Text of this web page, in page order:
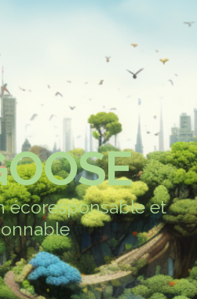
écoresponsable et